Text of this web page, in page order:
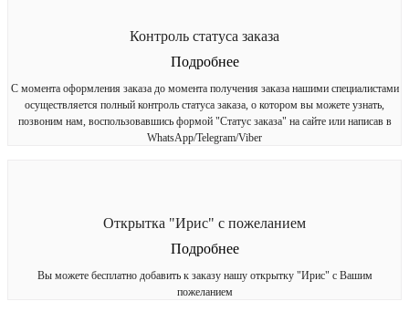
Контроль статуса заказа
Подробнее
С момента оформления заказа до момента получения заказа нашими специалистами
осуществляется полный контроль статуса заказа, о котором вы можете узнать,
позвоним нам, воспользовавшись формой "Статус заказа" на сайте или написав в
WhatsApp/Telegram/Viber
Открытка "Ирис" с пожеланием
Подробнее
Вы можете бесплатно добавить к заказу нашу открытку "Ирис" с Вашим
пожеланием